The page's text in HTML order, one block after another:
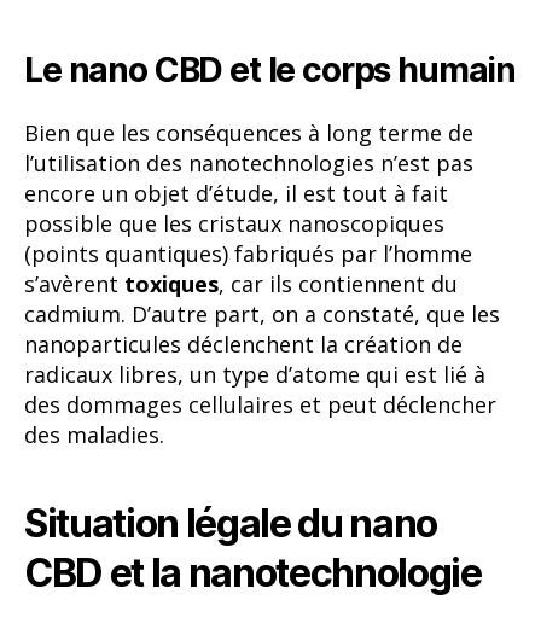
Le nano CBD et le corps humain
Bien que les conséquences à long terme de
l’utilisation des nanotechnologies n’est pas
encore un objet d’étude, il est tout à fait
possible que les cristaux nanoscopiques
(points quantiques) fabriqués par l’homme
s’avèrent toxiques, car ils contiennent du
cadmium. D’autre part, on a constaté, que les
nanoparticules déclenchent la création de
radicaux libres, un type d’atome qui est lié à
des dommages cellulaires et peut déclencher
des maladies.
Situation légale du nano
CBD et la nanotechnologie